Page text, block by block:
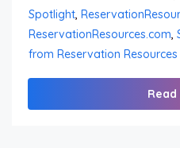
Spotlight,
ReservationResources.com,
from Reservation Resources
Read